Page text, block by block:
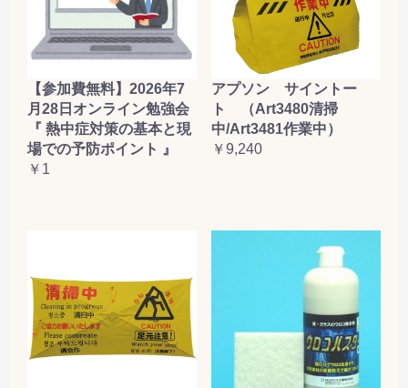
【参加費無料】2026年7
月28日オンライン勉強会
『 熱中症対策の基本と現
場での予防ポイント 』
￥1
アプソン サイントー
ト （Art3480清掃
中/Art3481作業中）
￥9,240